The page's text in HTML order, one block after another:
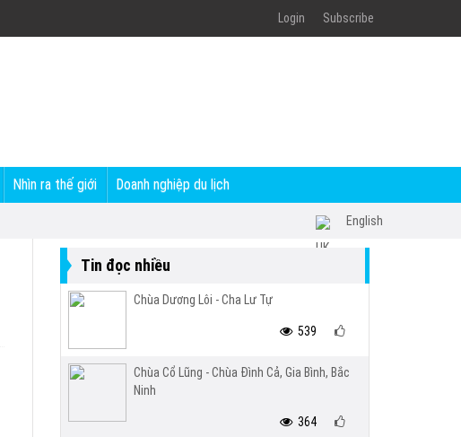
Login Subscribe
Nhìn ra thế giới Doanh nghiệp du lịch
English
Tin đọc nhiều
Chùa Dương Lôi - Cha Lư Tự
539
Chùa Cổ Lũng - Chùa Đình Cả, Gia Bình, Bắc
Ninh
364